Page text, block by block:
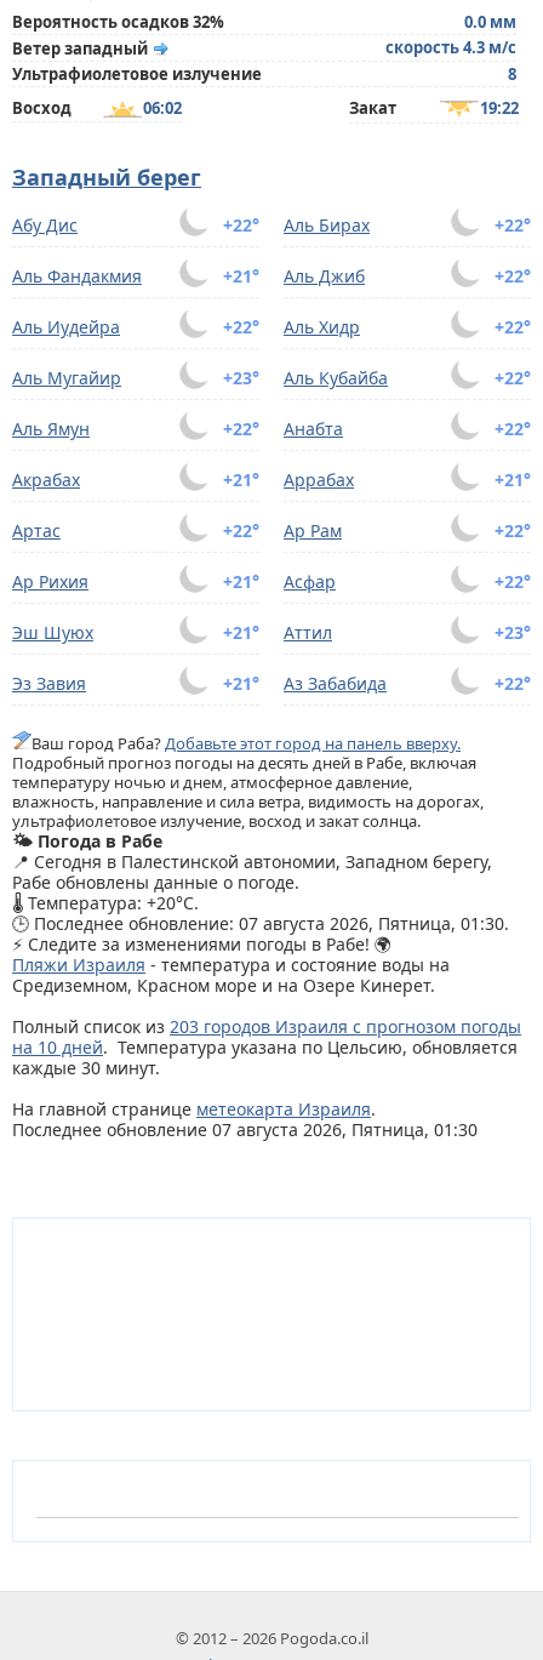
Вероятность осадков 32%
0.0 мм
Ветер западный
скорость 4.3 м/с
Ультрафиолетовое излучение
8
Восход
06:02 Закат 19:22
Западный берег
+22°
Абу Дис +22°
Аль Бирах
+21°
Аль Фандакмия +22°
Аль Джиб
+22°
Аль Иудейра +22°
Аль Хидр
+23°
Аль Мугайир +22°
Аль Кубайба
+22°
Аль Ямун +22°
Анабта
+21°
Акрабах +21°
Аррабах
+22°
Артас +22°
Ар Рам
+21°
Ар Рихия +22°
Асфар
+21°
Эш Шуюх +23°
Аттил
+21°
Эз Завия +22°
Аз Забабида
Ваш город Раба?Добавьте этот город на панель вверху.
Подробный прогноз погоды на десять дней в Рабе, включая
температуру ночью и днем, атмосферное давление,
влажность, направление и сила ветра, видимость на дорогах,
ультрафиолетовое излучение, восход и закат солнца.
🌤️ Погода в Рабе
📍 Сегодня в Палестинской автономии, Западном берегу,
Рабе обновлены данные о погоде.
🌡️ Температура: +20°C.
🕒 Последнее обновление: 07 августа 2026, Пятница, 01:30.
⚡ Следите за изменениями погоды в Рабе! 🌍
Пляжи Израиля - температура и состояние воды на
Средиземном, Красном море и на Озере Кинерет.
Полный список из 203 городов Израиля с прогнозом погоды
на 10 дней. Температура указана по Цельсию, обновляется
каждые 30 минут.
На главной странице метеокарта Израиля.
Последнее обновление 07 августа 2026, Пятница, 01:30
© 2012 – 2026 Pogoda.co.il